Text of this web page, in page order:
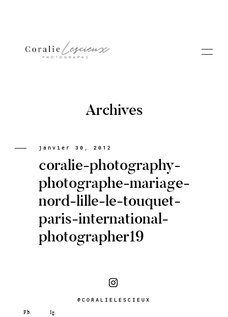
Portfolio
A PROPOS CORALIE
Archives
janvier 30, 2012
coralie-photography-
photographe-mariage-
nord-lille-le-touquet-
paris-international-
photographer19
@CORALIELESCIEUX